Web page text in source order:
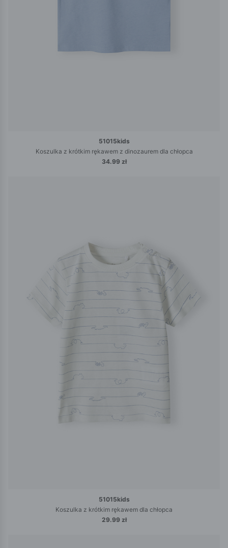
51015kids
Koszulka z krótkim rękawem z dinozaurem dla chłopca
34.99 zł
51015kids
Koszulka z krótkim rękawem dla chłopca
29.99 zł